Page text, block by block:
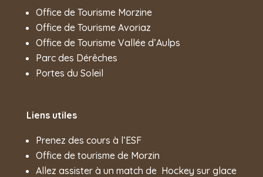
Office de Tourisme Morzine
Office de Tourisme Avoriaz
Office de Tourisme Vallée d’Aulps
Parc des Dérêches
Portes du Soleil
Liens utiles
Prenez des cours à l’ESF
Office de tourisme de Morzin
Allez assister à un match de Hockey sur glace